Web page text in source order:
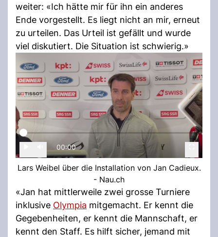
weiter: «Ich hätte mir für ihn ein anderes
Ende vorgestellt. Es liegt nicht an mir, erneut
zu urteilen. Das Urteil ist gefällt und wurde
viel diskutiert. Die Situation ist schwierig.»
00:00
Lars Weibel über die Installation von Jan Cadieux.
- Nau.ch
«Jan hat mittlerweile zwei grosse Turniere
inklusive Olympia mitgemacht. Er kennt die
Gegebenheiten, er kennt die Mannschaft, er
kennt den Staff. Es hilft sicher, jemand mit